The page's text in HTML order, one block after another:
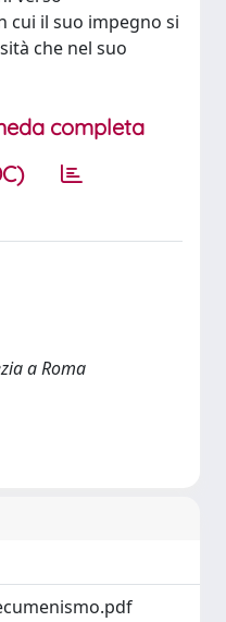
cui il suo impegno si
che nel suo
completa
a Roma